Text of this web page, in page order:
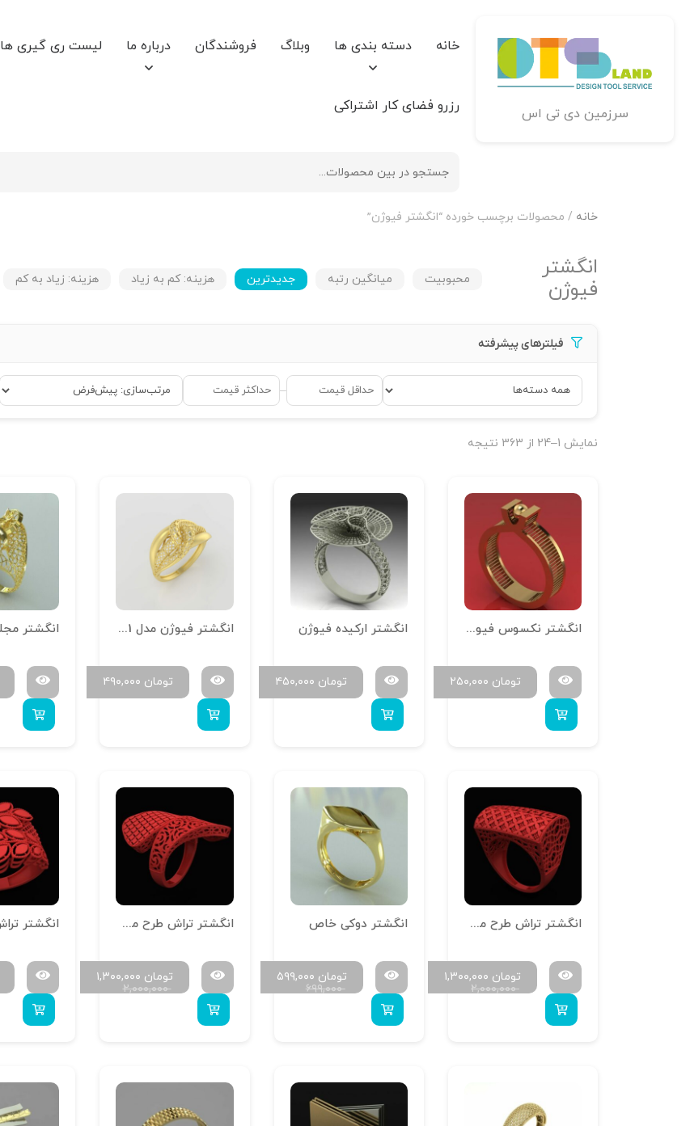
سرزمین دی تی اس
خانه دسته بندی ها وبلاگ فروشندگان درباره ما لیست ری گیری ها
رزرو فضای کار اشتراکی
خانه / محصولات برچسب خورده “انگشتر فیوژن”
انگشتر
فیوژن
محبوبیت میانگین رتبه جدیدترین هزینه: کم به زیاد هزینه: زیاد به کم
فیلترهای پیشرفته
–
نمایش 1–24 از 363 نتیجه
انگشتر نکسوس فیوژن
۲۵۰,۰۰۰ تومان
انگشتر ارکیده فیوژن
۴۵۰,۰۰۰ تومان
انگشتر فیوژن مدل AC 1001
۴۹۰,۰۰۰ تومان
انگشتر تراش طرح مصری R-T-Mesri-18
۲,۰۰۰,۰۰۰
۱,۳۰۰,۰۰۰ تومان
انگشتر دوکی خاص
۶۹۹,۰۰۰
۵۹۹,۰۰۰ تومان
انگشتر تراش طرح مصری R-T-Mesri-13
۲,۰۰۰,۰۰۰
۱,۳۰۰,۰۰۰ تومان